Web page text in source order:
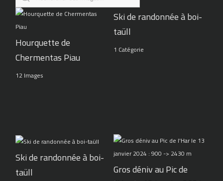
Hourquette de
Chermentas Piau
12 Images
Ski de randonnée à boi-
taüll
1 Catégorie
Ski de randonnée à boi-
taüll
Gros déniv au Pic de